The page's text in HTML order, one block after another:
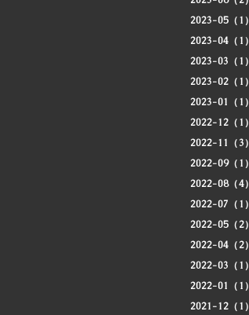
2023-05（1）
2023-04（1）
2023-03（1）
2023-02（1）
2023-01（1）
2022-12（1）
2022-11（3）
2022-09（1）
2022-08（4）
2022-07（1）
2022-05（2）
2022-04（2）
2022-03（1）
2022-01（1）
2021-12（1）